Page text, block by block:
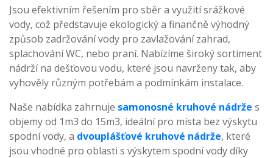
Jsou efektivním řešením pro sběr a využití srážkové
vody, což představuje ekologický a finančně výhodný
způsob zadržování vody pro zavlažování zahrad,
splachování WC, nebo praní. Nabízíme široký sortiment
nádrží na dešťovou vodu, které jsou navrženy tak, aby
vyhověly různým potřebám a podmínkám instalace.
Naše nabídka zahrnuje samonosné kruhové nádrže s
objemy od 1m3 do 15m3, ideální pro místa bez výskytu
spodní vody, a dvouplášťové kruhové nádrže, které
jsou vhodné pro oblasti s výskytem spodní vody díky